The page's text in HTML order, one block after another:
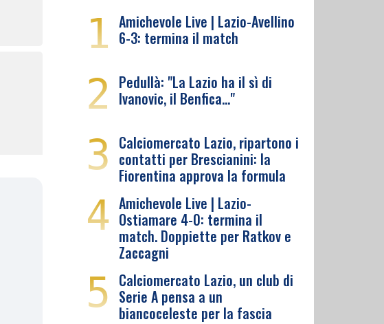
1 Amichevole Live | Lazio-Avellino
6-3: termina il match
2 Pedullà: "La Lazio ha il sì di
Ivanovic, il Benfica…"
3 Calciomercato Lazio, ripartono i
contatti per Brescianini: la
Fiorentina approva la formula
4 Amichevole Live | Lazio-
Ostiamare 4-0: termina il
match. Doppiette per Ratkov e
Zaccagni
5 Calciomercato Lazio, un club di
Serie A pensa a un
biancoceleste per la fascia